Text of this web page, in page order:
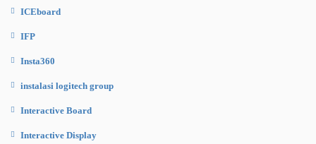
ICEboard
IFP
Insta360
instalasi logitech group
Interactive Board
Interactive Display